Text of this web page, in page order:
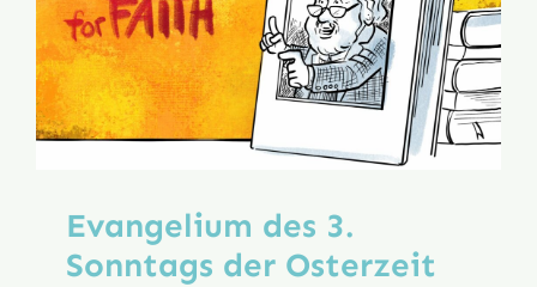
Evangelium des 3.
Sonntags der Osterzeit